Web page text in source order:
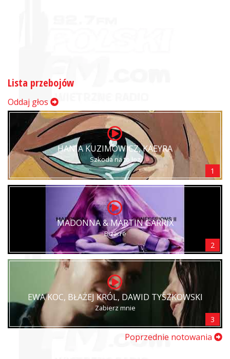
Lista przebojów
Oddaj głos
HANIA KUZIMOWICZ, KAEYRA
Szkoda na to łez
1
MADONNA & MARTIN GARRIX
Bizarre
2
EWA KOC, BŁAŻEJ KRÓL, DAWID TYSZKOWSKI
Zabierz mnie
3
Poprzednie notowania